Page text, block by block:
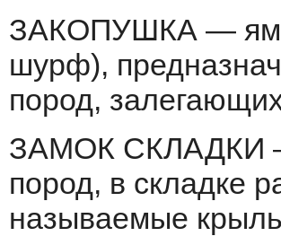
ЗАКОПУШКА —
шурф),
пород,
ЗАМОК СКЛАДКИ —
пород, в складке
называемые